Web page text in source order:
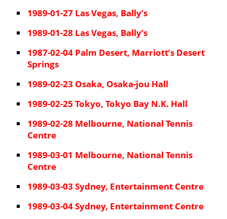
1989-01-27 Las Vegas, Bally’s
1989-01-28 Las Vegas, Bally’s
1987-02-04 Palm Desert, Marriott’s Desert
Springs
1989-02-23 Osaka, Osaka-jou Hall
1989-02-25 Tokyo, Tokyo Bay N.K. Hall
1989-02-28 Melbourne, National Tennis
Centre
1989-03-01 Melbourne, National Tennis
Centre
1989-03-03 Sydney, Entertainment Centre
1989-03-04 Sydney, Entertainment Centre